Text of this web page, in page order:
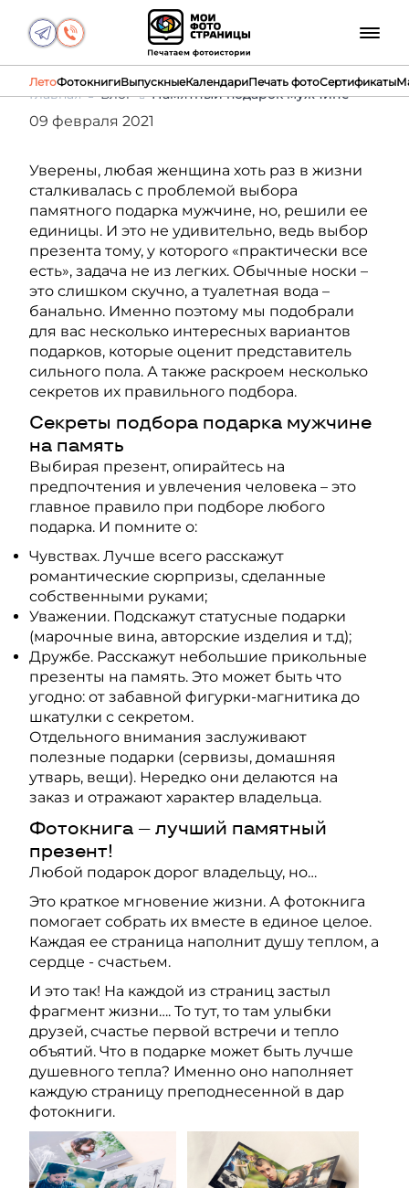
ЛетоФотокнигиВыпускныеКалендариПечать фотоСертификаты
Главная Блог Памятный подарок мужчине
09 февраля 2021
Уверены, любая женщина хоть раз в жизни
сталкивалась с проблемой выбора
памятного подарка мужчине, но, решили ее
единицы. И это не удивительно, ведь выбор
презента тому, у которого «практически все
есть», задача не из легких. Обычные носки –
это слишком скучно, а туалетная вода –
банально. Именно поэтому мы подобрали
для вас несколько интересных вариантов
подарков, которые оценит представитель
сильного пола. А также раскроем несколько
секретов их правильного подбора.
Секреты подбора подарка мужчине
на память
Выбирая презент, опирайтесь на
предпочтения и увлечения человека – это
главное правило при подборе любого
подарка. И помните о:
Чувствах. Лучше всего расскажут
романтические сюрпризы, сделанные
собственными руками;
Уважении. Подскажут статусные подарки
(марочные вина, авторские изделия и т.д);
Дружбе. Расскажут небольшие прикольные
презенты на память. Это может быть что
угодно: от забавной фигурки-магнитика до
шкатулки с секретом.
Отдельного внимания заслуживают
полезные подарки (сервизы, домашняя
утварь, вещи). Нередко они делаются на
заказ и отражают характер владельца.
Фотокнига – лучший памятный
презент!
Любой подарок дорог владельцу, но…
Это краткое мгновение жизни. А фотокнига
помогает собрать их вместе в единое целое.
Каждая ее страница наполнит душу теплом, а
сердце - счастьем.
И это так! На каждой из страниц застыл
фрагмент жизни…. То тут, то там улыбки
друзей, счастье первой встречи и тепло
объятий. Что в подарке может быть лучше
душевного тепла? Именно оно наполняет
каждую страницу преподнесенной в дар
фотокниги.